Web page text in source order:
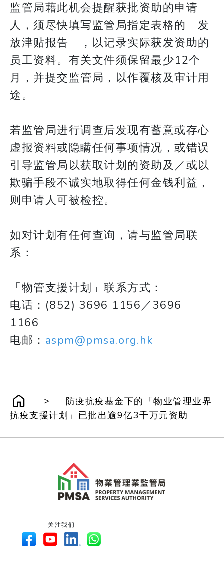
监管局藉此机会提醒获批资助的申请
人，须尽快填写监管局指定表格的「发
放津贴报告」，以记录实际获发资助的
员工资料。有关文件须保留最少12个
月，并提交监管局，以作覆核及审计用
途。
若监管局进行调查后发现有蓄意或存心
虚报资料或隐瞒任何事项情况，或错误
引导监管局以获取计划的资助及／或以
欺骗手段不诚实地取得任何金钱利益，
则申请人可被检控。
如对计划有任何查询，请与监管局联
系：
「物管支援计划」联系方式：
电话：(852) 3696 1156／3696
1166
​​​​​​​电邮： aspm@pmsa.org.hk
>
防疫抗疫基金下的「物业管理业界
抗疫支援计划」已批出逾9亿3千万元资助
关注我们